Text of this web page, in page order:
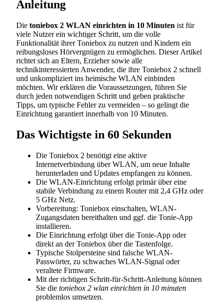
Anleitung
Die toniebox 2 WLAN einrichten in 10 Minuten ist für
viele Nutzer ein wichtiger Schritt, um die volle
Funktionalität ihrer Toniebox zu nutzen und Kindern ein
reibungsloses Hörvergnügen zu ermöglichen. Dieser Artikel
richtet sich an Eltern, Erzieher sowie alle
technikinteressierten Anwender, die ihre Toniebox 2 schnell
und unkompliziert ins heimische WLAN einbinden
möchten. Wir erklären die Voraussetzungen, führen Sie
durch jeden notwendigen Schritt und geben praktische
Tipps, um typische Fehler zu vermeiden – so gelingt die
Einrichtung garantiert innerhalb von 10 Minuten.
Das Wichtigste in 60 Sekunden
Die Toniebox 2 benötigt eine aktive
Internetverbindung über WLAN, um neue Inhalte
herunterladen und Updates empfangen zu können.
Die WLAN-Einrichtung erfolgt primär über eine
stabile Verbindung zu einem Router mit 2,4 GHz oder
5 GHz Netz.
Vorbereitung: Toniebox einschalten, WLAN-
Zugangsdaten bereithalten und ggf. die Tonie-App
installieren.
Die Einrichtung erfolgt über die Tonie-App oder
direkt an der Toniebox über die Tastenfolge.
Typische Stolpersteine sind falsche WLAN-
Passwörter, zu schwaches WLAN-Signal oder
veraltete Firmware.
Mit der richtigen Schritt-für-Schritt-Anleitung können
Sie die toniebox 2 wlan einrichten in 10 minuten
problemlos umsetzen.